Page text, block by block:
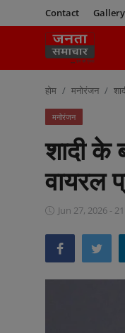
Contact Gallery
टॉप स्टोरी
होम मनोरंजन
मनोरंजन
शादी
वायरल
Jun 27, 2026 -